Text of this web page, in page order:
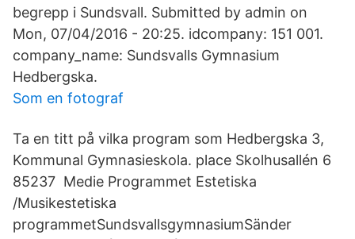
begrepp i Sundsvall. Submitted by admin on
Mon, 07/04/2016 - 20:25. idcompany: 151 001.
company_name: Sundsvalls Gymnasium
Hedbergska.
Som en fotograf
Ta en titt på vilka program som Hedbergska 3,
Kommunal Gymnasieskola. place Skolhusallén 6
85237 Medie Programmet Estetiska
/Musikestetiska
programmetSundsvallsgymnasiumSänder